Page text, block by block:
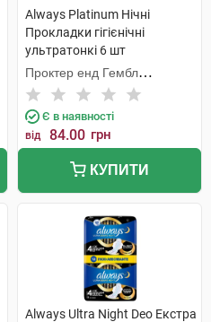
Always Platinum Нічні
Прокладки гігієнічні
ультратонкі 6 шт
Проктер енд Гембл
Мануфекчурінг
Є в наявності
від 84.00 грн
КУПИТИ
Always Ultra Night Deo Екстра